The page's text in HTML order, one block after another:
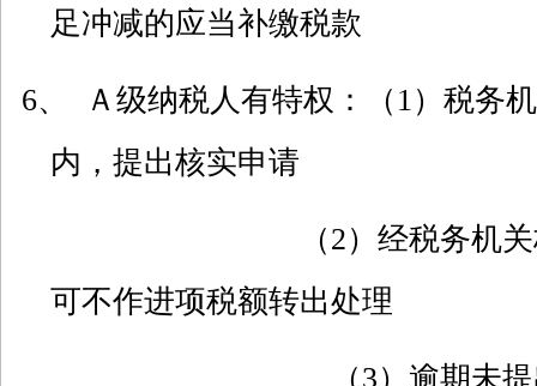
足冲减的应当补缴税款
6、 Ａ级纳税人有特权：（ 1）税务
内，提出核实申请
（2）经税务机
可不作进项税额转出处理
（3）逾期未